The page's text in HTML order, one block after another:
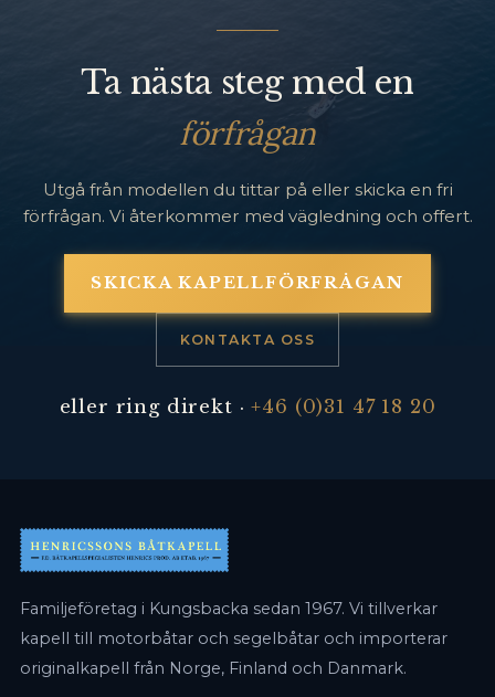
Ta nästa steg med en
förfrågan
Utgå från modellen du tittar på eller skicka en fri
förfrågan. Vi återkommer med vägledning och offert.
SKICKA KAPELLFÖRFRÅGAN
KONTAKTA OSS
eller ring direkt ·+46 (0)31 47 18 20
Familjeföretag i Kungsbacka sedan 1967. Vi tillverkar
kapell till motorbåtar och segelbåtar och importerar
originalkapell från Norge, Finland och Danmark.